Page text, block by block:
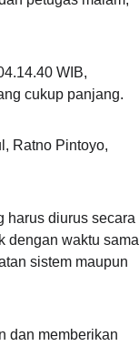
WIB,
cukup panjang.
Ratno Pintoyo,
harus diurus secara
dengan waktu sama
sistem maupun
dan memberikan